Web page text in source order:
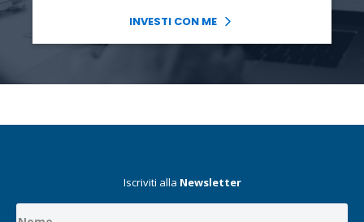
INVESTI CON ME
Iscriviti alla Newsletter